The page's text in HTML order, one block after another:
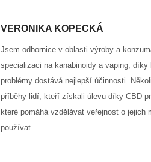
VERONIKA KOPECKÁ
Jsem odbornice v oblasti výroby a
specializaci na kanabinoidy a vaping,
problémy dostává nejlepší účinnosti.
příběhy lidí, kteří získali úlevu díky CBD
které pomáhá vzdělávat veřejnost o
používat.